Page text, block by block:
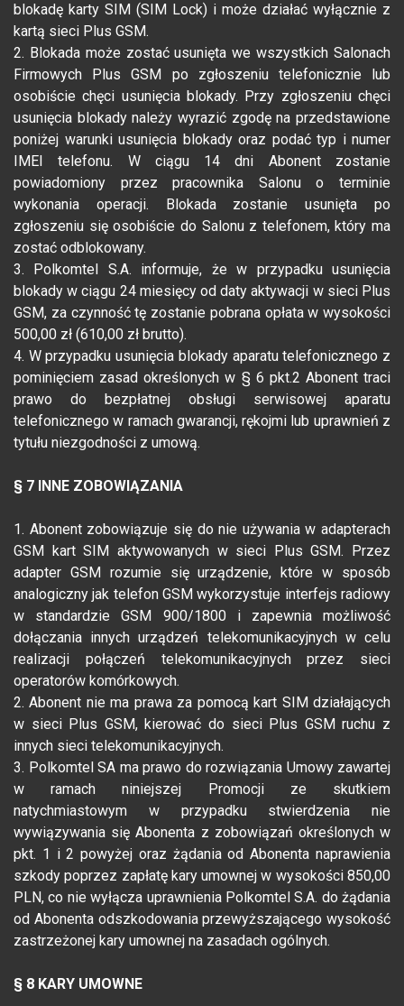
blokadę karty SIM (SIM Lock) i może działać wyłącznie z
kartą sieci Plus GSM.
2. Blokada może zostać usunięta we wszystkich Salonach
Firmowych Plus GSM po zgłoszeniu telefonicznie lub
osobiście chęci usunięcia blokady. Przy zgłoszeniu chęci
usunięcia blokady należy wyrazić zgodę na przedstawione
poniżej warunki usunięcia blokady oraz podać typ i numer
IMEI telefonu. W ciągu 14 dni Abonent zostanie
powiadomiony przez pracownika Salonu o terminie
wykonania operacji. Blokada zostanie usunięta po
zgłoszeniu się osobiście do Salonu z telefonem, który ma
zostać odblokowany.
3. Polkomtel S.A. informuje, że w przypadku usunięcia
blokady w ciągu 24 miesięcy od daty aktywacji w sieci Plus
GSM, za czynność tę zostanie pobrana opłata w wysokości
500,00 zł (610,00 zł brutto).
4. W przypadku usunięcia blokady aparatu telefonicznego z
pominięciem zasad określonych w § 6 pkt.2 Abonent traci
prawo do bezpłatnej obsługi serwisowej aparatu
telefonicznego w ramach gwarancji, rękojmi lub uprawnień z
tytułu niezgodności z umową.
§ 7 INNE ZOBOWIĄZANIA
1. Abonent zobowiązuje się do nie używania w adapterach
GSM kart SIM aktywowanych w sieci Plus GSM. Przez
adapter GSM rozumie się urządzenie, które w sposób
analogiczny jak telefon GSM wykorzystuje interfejs radiowy
w standardzie GSM 900/1800 i zapewnia możliwość
dołączania innych urządzeń telekomunikacyjnych w celu
realizacji połączeń telekomunikacyjnych przez sieci
operatorów komórkowych.
2. Abonent nie ma prawa za pomocą kart SIM działających
w sieci Plus GSM, kierować do sieci Plus GSM ruchu z
innych sieci telekomunikacyjnych.
3. Polkomtel SA ma prawo do rozwiązania Umowy zawartej
w ramach niniejszej Promocji ze skutkiem
natychmiastowym w przypadku stwierdzenia nie
wywiązywania się Abonenta z zobowiązań określonych w
pkt. 1 i 2 powyżej oraz żądania od Abonenta naprawienia
szkody poprzez zapłatę kary umownej w wysokości 850,00
PLN, co nie wyłącza uprawnienia Polkomtel S.A. do żądania
od Abonenta odszkodowania przewyższającego wysokość
zastrzeżonej kary umownej na zasadach ogólnych.
§ 8 KARY UMOWNE